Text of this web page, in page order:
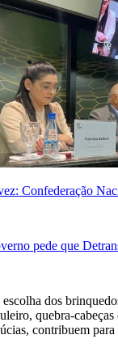
Confederação
pede que
escolha dos
quebra-
contribuem